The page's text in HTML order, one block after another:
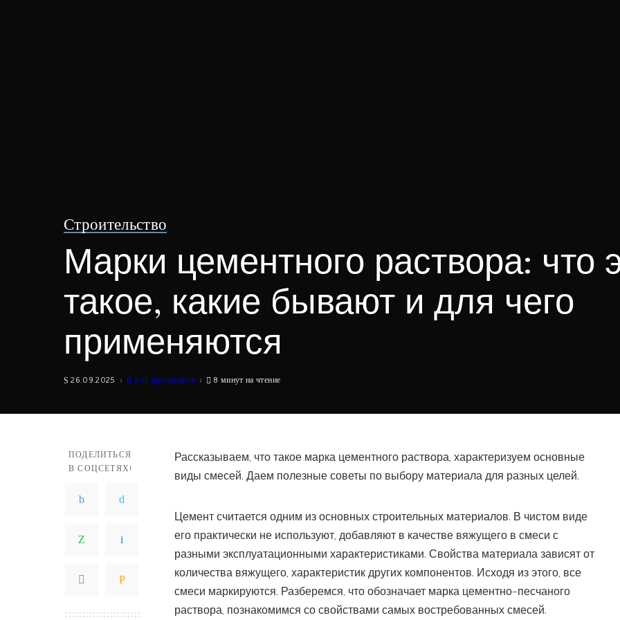
Строительство
Марки цементного раствора: что
такое, какие бывают и для чего
применяются
26.09.2025 207 просмотров 8 минут на чтение
ПОДЕЛИТЬСЯ
В СОЦСЕТЯХ!
Рассказываем, что такое марка цементного раствора, характеризуем основные
виды смесей. Даем полезные советы по выбору материала для разных целей.
Цемент считается одним из основных строительных материалов. В чистом виде
его практически не используют, добавляют в качестве вяжущего в смеси с
разными эксплуатационными характеристиками. Свойства материала зависят от
количества вяжущего, характеристик других компонентов. Исходя из этого, все
смеси маркируются. Разберемся, что обозначает марка цементно-песчаного
раствора, познакомимся со свойствами самых востребованных смесей.